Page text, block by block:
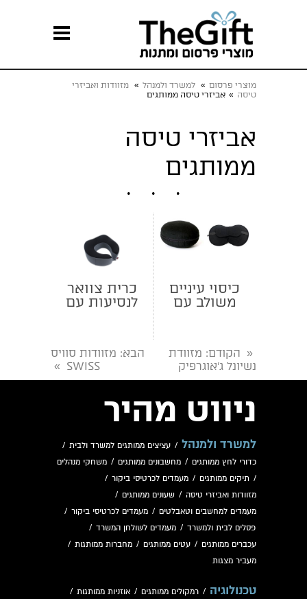
מוצרי פרסום » למשרד ולמנהל » מזוודות ואביזרי
טיסה » אביזרי טיסה ממותגים
אביזרי טיסה
ממותגים
כיסוי עיניים
משולב עם
כרית צוואר
לנסיעות עם
« הקודם: מזוודת
נשיונל ג'אוגרפיק
הבא: מזוודות סוויס
SWISS
»
ניווט מהיר
למשרד ולמנהל / עציצים ממותגים למשרד ולבית /
כדורי לחץ ממותגים / מחשבונים ממותגים / משחקי מנהלים
/ תיקים ממותגים / מעמדים לכרטיסי ביקור /
מזוודות ואביזרי טיסה / שעונים ממותגים /
מעמדים למחשבים וטאבלטים / מעמדים לכרטיסי ביקור /
פסלים לבית ולמשרד / מעמדים לשולחן המשרד /
עכברים ממותגים / עטים ממותגים / מחברות ממותגות /
מעביר מצגות
טכנולוגיה / רמקולים ממותגים / אוזניות ממותגות /